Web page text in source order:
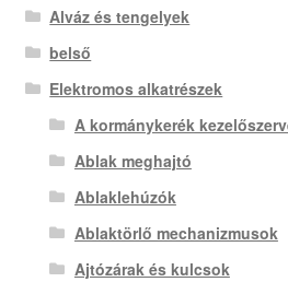
Alváz és tengelyek
belső
Elektromos alkatrészek
A kormánykerék
Ablak meghajtó
Ablaklehúzók
Ablaktörlő mechanizmusok
Ajtózárak és kulcsok